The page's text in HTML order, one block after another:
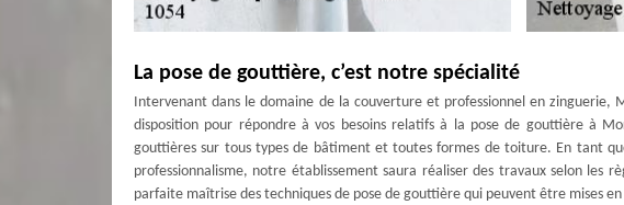
La pose de gouttière, c’est notre spécialité
Intervenant dans le domaine de la couverture et professionnel en zinguerie,
disposition pour répondre à vos besoins relatifs à la pose de gouttière à
gouttières sur tous types de bâtiment et toutes formes de toiture. En tant
professionnalisme, notre établissement saura réaliser des travaux selon les
parfaite maîtrise des techniques de pose de gouttière qui peuvent être mises